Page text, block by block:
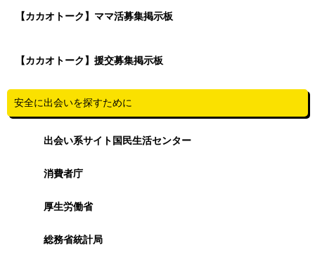
【カカオトーク】ママ活募集掲示板
【カカオトーク】援交募集掲示板
安全に出会いを探すために
出会い系サイト国民生活センター
消費者庁
厚生労働省
総務省統計局